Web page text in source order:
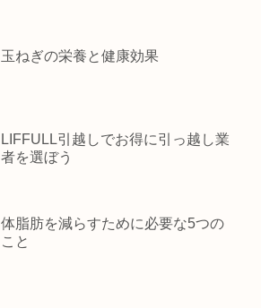
玉ねぎの栄養と健康効果
LIFFULL引越しでお得に引っ越し業
者を選ぼう
体脂肪を減らすために必要な5つの
こと